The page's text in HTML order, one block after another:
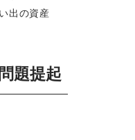
出の資産
題提起